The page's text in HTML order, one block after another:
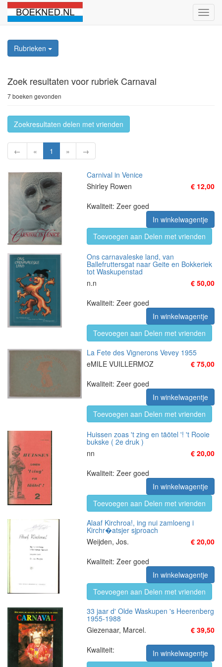
Rubrieken
Zoek resultaten voor rubriek Carnaval
7 boeken gevonden
Zoekresultaten delen met vrienden
← « 1 » →
Carnival in Venice
Shirley Rowen
€ 12,00
Kwaliteit: Zeer goed
In winkelwagentje
Toevoegen aan Delen met vrienden
Ons carnavaleske land, van
Ballefruttersgat naar Geite en Bokkeriek
tot Waskupenstad
n.n
€ 50,00
Kwaliteit: Zeer goed
In winkelwagentje
Toevoegen aan Delen met vrienden
La Fete des Vignerons Vevey 1955
eMILE VUILLERMOZ
€ 75,00
Kwaliteit: Zeer goed
In winkelwagentje
Toevoegen aan Delen met vrienden
Huissen zoas 't zing en täötel '! 't Rooie
bukske ( 2e druk )
nn
€ 20,00
Kwaliteit: Zeer goed
In winkelwagentje
Toevoegen aan Delen met vrienden
Alaaf Kirchroa!, ing nui zamloeng i
Kirchr�atsjer sjproach
Weijden, Jos.
€ 20,00
Kwaliteit: Zeer goed
In winkelwagentje
Toevoegen aan Delen met vrienden
33 jaar dʹ Olde Waskupen 's Heerenberg
1955-1988
Giezenaar, Marcel.
€ 39,50
Kwaliteit:
In winkelwagentje